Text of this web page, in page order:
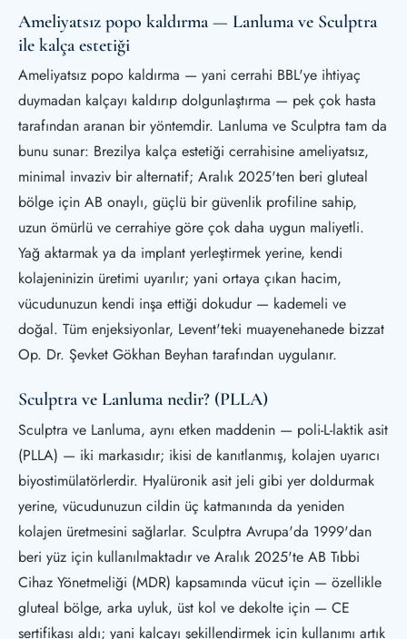
Ameliyatsız popo kaldırma — Lanluma ve Sculptra
ile kalça estetiği
Ameliyatsız popo kaldırma — yani cerrahi BBL'ye ihtiyaç
duymadan kalçayı kaldırıp dolgunlaştırma — pek çok hasta
tarafından aranan bir yöntemdir. Lanluma ve Sculptra tam da
bunu sunar: Brezilya kalça estetiği cerrahisine ameliyatsız,
minimal invaziv bir alternatif; Aralık 2025'ten beri gluteal
bölge için AB onaylı, güçlü bir güvenlik profiline sahip,
uzun ömürlü ve cerrahiye göre çok daha uygun maliyetli.
Yağ aktarmak ya da implant yerleştirmek yerine, kendi
kolajeninizin üretimi uyarılır; yani ortaya çıkan hacim,
vücudunuzun kendi inşa ettiği dokudur — kademeli ve
doğal. Tüm enjeksiyonlar, Levent'teki muayenehanede bizzat
Op. Dr. Şevket Gökhan Beyhan tarafından uygulanır.
Sculptra ve Lanluma nedir? (PLLA)
Sculptra ve Lanluma, aynı etken maddenin — poli-L-laktik asit
(PLLA) — iki markasıdır; ikisi de kanıtlanmış, kolajen uyarıcı
biyostimülatörlerdir. Hyalüronik asit jeli gibi yer doldurmak
yerine, vücudunuzun cildin üç katmanında da yeniden
kolajen üretmesini sağlarlar. Sculptra Avrupa'da 1999'dan
beri yüz için kullanılmaktadır ve Aralık 2025'te AB Tıbbi
Cihaz Yönetmeliği (MDR) kapsamında vücut için — özellikle
gluteal bölge, arka uyluk, üst kol ve dekolte için — CE
sertifikası aldı; yani kalçayı şekillendirmek için kullanımı artık